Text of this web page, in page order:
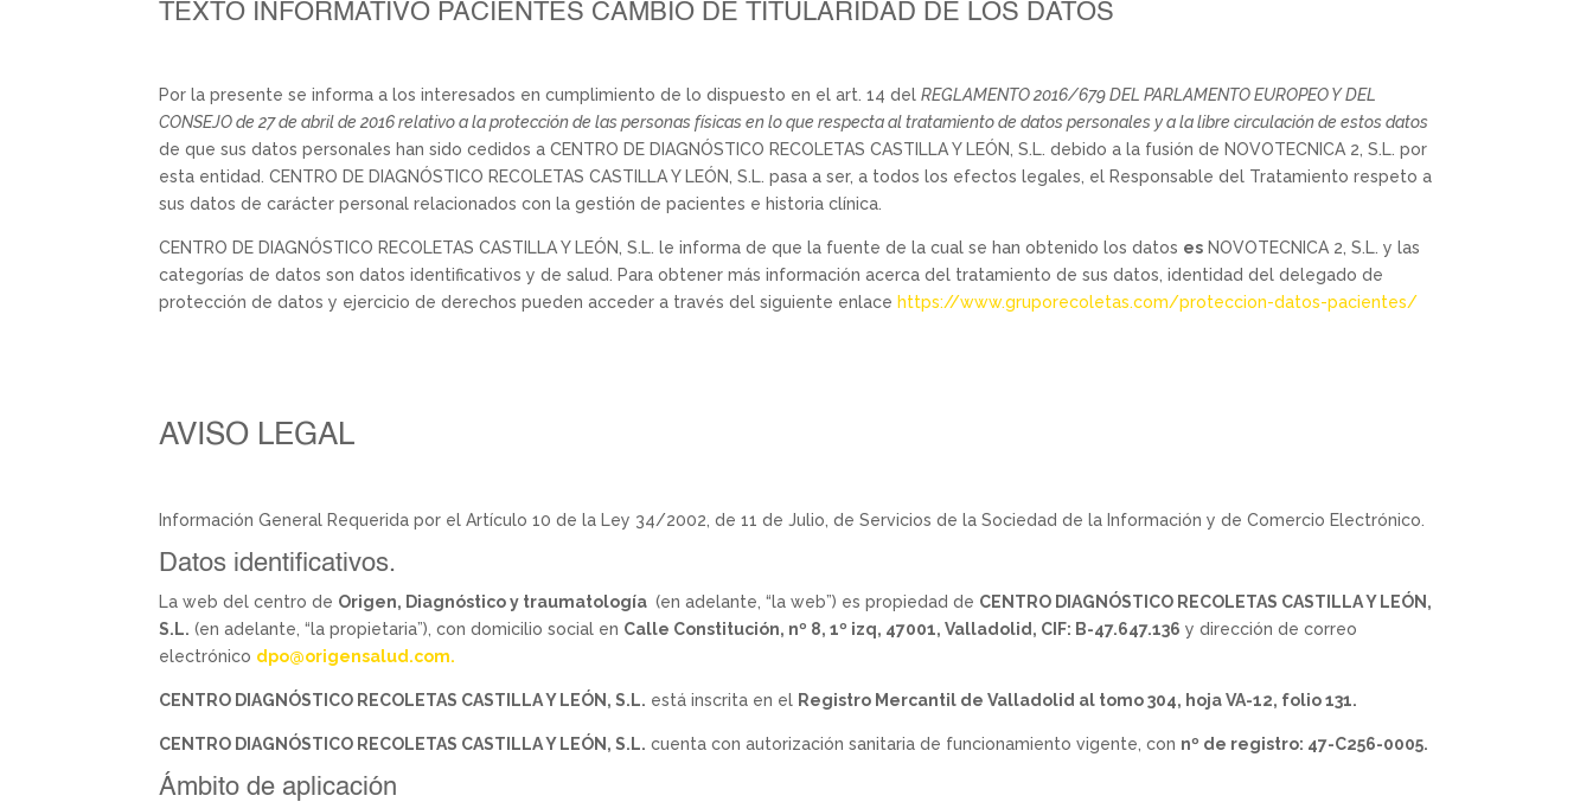
TEXTO INFORMATIVO PACIENTES CAMBIO DE TITULARIDAD DE LOS DATOS
Por la presente se informa a los interesados en cumplimiento de lo dispuesto en el art. 14 delREGLAMENTO 2016/679 DEL PARLAMENTO EUROPEO Y DEL
CONSEJO de 27 de abril de 2016 relativo a la protección de las personas físicas en lo que respecta al tratamiento de datos personales y a la libre circulación de estos datos
de que sus datos personales han sido cedidos a CENTRO DE DIAGNÓSTICO RECOLETAS CASTILLA Y LEÓN, S.L. debido a la fusión de NOVOTECNICA 2, S.L. por
esta entidad. CENTRO DE DIAGNÓSTICO RECOLETAS CASTILLA Y LEÓN, S.L. pasa a ser, a todos los efectos legales, el Responsable del Tratamiento respeto a
sus datos de carácter personal relacionados con la gestión de pacientes e historia clínica.
CENTRO DE DIAGNÓSTICO RECOLETAS CASTILLA Y LEÓN, S.L. le informa de que la fuente de la cual se han obtenido los datos es NOVOTECNICA 2, S.L. y las
categorías de datos son datos identificativos y de salud. Para obtener más información acerca del tratamiento de sus datos, identidad del delegado de
protección de datos y ejercicio de derechos pueden acceder a través del siguiente enlace https://www.gruporecoletas.com/proteccion-datos-pacientes/
AVISO LEGAL
Información General Requerida por el Artículo 10 de la Ley 34/2002, de 11 de Julio, de Servicios de la Sociedad de la Información y de Comercio Electrónico.
Datos identificativos.
La web del centro de Origen, Diagnóstico y traumatología (en adelante, “la web”) es propiedad de CENTRO DIAGNÓSTICO RECOLETAS CASTILLA Y LEÓN,
S.L. (en adelante, “la propietaria”), con domicilio social en Calle Constitución, nº 8, 1º izq, 47001, Valladolid , CIF: B-47.647.136 y dirección de correo
electrónico dpo@origensalud.com.
CENTRO DIAGNÓSTICO RECOLETAS CASTILLA Y LEÓN, S.L. está inscrita en el Registro Mercantil de Valladolid al tomo 304, hoja VA-12, folio 131.
CENTRO DIAGNÓSTICO RECOLETAS CASTILLA Y LEÓN, S.L. cuenta con autorización sanitaria de funcionamiento vigente, con nº de registro: 47-C256-0005.
Ámbito de aplicación